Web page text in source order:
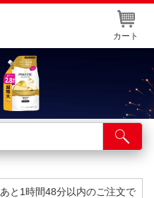
カート
あと1時間48分以内のご注文で